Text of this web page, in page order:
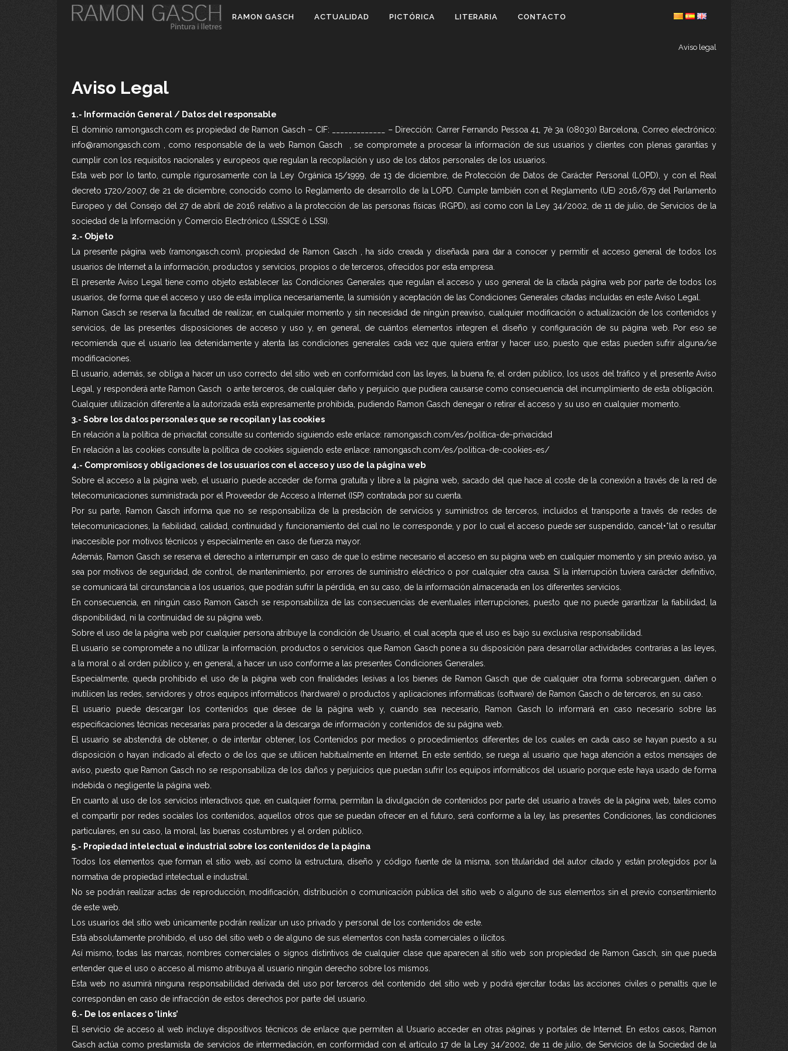
RAMON GASCH ACTUALIDAD PICTÓRICA LITERARIA CONTACTO
Aviso legal
Aviso Legal
1.- Información General / Datos del responsable
El dominio ramongasch.com es propiedad de Ramon Gasch – CIF: _____________ – Dirección: Carrer Fernando Pessoa 41, 7è 3a (08030) Barcelona, Correo electrónico:
info@ramongasch.com , como responsable de la web Ramon Gasch , se compromete a procesar la información de sus usuarios y clientes con plenas garantías y
cumplir con los requisitos nacionales y europeos que regulan la recopilación y uso de los datos personales de los usuarios.
Esta web por lo tanto, cumple rigurosamente con la Ley Orgánica 15/1999, de 13 de diciembre, de Protección de Datos de Carácter Personal (LOPD), y con el Real
decreto 1720/2007, de 21 de diciembre, conocido como lo Reglamento de desarrollo de la LOPD. Cumple también con el Reglamento (UE) 2016/679 del Parlamento
Europeo y del Consejo del 27 de abril de 2016 relativo a la protección de las personas físicas (RGPD), así como con la Ley 34/2002, de 11 de julio, de Servicios de la
sociedad de la Información y Comercio Electrónico (LSSICE ó LSSI).
2.- Objeto
La presente página web (ramongasch.com), propiedad de Ramon Gasch , ha sido creada y diseñada para dar a conocer y permitir el acceso general de todos los
usuarios de Internet a la información, productos y servicios, propios o de terceros, ofrecidos por esta empresa.
El presente Aviso Legal tiene como objeto establecer las Condiciones Generales que regulan el acceso y uso general de la citada página web por parte de todos los
usuarios, de forma que el acceso y uso de esta implica necesariamente, la sumisión y aceptación de las Condiciones Generales citadas incluidas en este Aviso Legal.
Ramon Gasch se reserva la facultad de realizar, en cualquier momento y sin necesidad de ningún preaviso, cualquier modificación o actualización de los contenidos y
servicios, de las presentes disposiciones de acceso y uso y, en general, de cuántos elementos integren el diseño y configuración de su página web. Por eso se
recomienda que el usuario lea detenidamente y atenta las condiciones generales cada vez que quiera entrar y hacer uso, puesto que estas pueden sufrir alguna/se
modificaciones.
El usuario, además, se obliga a hacer un uso correcto del sitio web en conformidad con las leyes, la buena fe, el orden público, los usos del tráfico y el presente Aviso
Legal, y responderá ante Ramon Gasch o ante terceros, de cualquier daño y perjuicio que pudiera causarse como consecuencia del incumplimiento de esta obligación.
Cualquier utilización diferente a la autorizada está expresamente prohibida, pudiendo Ramon Gasch denegar o retirar el acceso y su uso en cualquier momento.
3.- Sobre los datos personales que se recopilan y las cookies
En relación a la política de privacitat consulte su contenido siguiendo este enlace: ramongasch.com/es/politica-de-privacidad
En relación a las cookies consulte la política de cookies siguiendo este enlace: ramongasch.com/es/politica-de-cookies-es/
4.- Compromisos y obligaciones de los usuarios con el acceso y uso de la página web
Sobre el acceso a la página web, el usuario puede acceder de forma gratuita y libre a la página web, sacado del que hace al coste de la conexión a través de la red de
telecomunicaciones suministrada por el Proveedor de Acceso a Internet (ISP) contratada por su cuenta.
Por su parte, Ramon Gasch informa que no se responsabiliza de la prestación de servicios y suministros de terceros, incluidos el transporte a través de redes de
telecomunicaciones, la fiabilidad, calidad, continuidad y funcionamiento del cual no le corresponde, y por lo cual el acceso puede ser suspendido, cancel•*lat o resultar
inaccesible por motivos técnicos y especialmente en caso de fuerza mayor.
Además, Ramon Gasch se reserva el derecho a interrumpir en caso de que lo estime necesario el acceso en su página web en cualquier momento y sin previo aviso, ya
sea por motivos de seguridad, de control, de mantenimiento, por errores de suministro eléctrico o por cualquier otra causa. Si la interrupción tuviera carácter definitivo,
se comunicará tal circunstancia a los usuarios, que podrán sufrir la pérdida, en su caso, de la información almacenada en los diferentes servicios.
En consecuencia, en ningún caso Ramon Gasch se responsabiliza de las consecuencias de eventuales interrupciones, puesto que no puede garantizar la fiabilidad, la
disponibilidad, ni la continuidad de su página web.
Sobre el uso de la página web por cualquier persona atribuye la condición de Usuario, el cual acepta que el uso es bajo su exclusiva responsabilidad.
El usuario se compromete a no utilizar la información, productos o servicios que Ramon Gasch pone a su disposición para desarrollar actividades contrarias a las leyes,
a la moral o al orden público y, en general, a hacer un uso conforme a las presentes Condiciones Generales.
Especialmente, queda prohibido el uso de la página web con finalidades lesivas a los bienes de Ramon Gasch que de cualquier otra forma sobrecarguen, dañen o
inutilicen las redes, servidores y otros equipos informáticos (hardware) o productos y aplicaciones informáticas (software) de Ramon Gasch o de terceros, en su caso.
El usuario puede descargar los contenidos que desee de la página web y, cuando sea necesario, Ramon Gasch lo informará en caso necesario sobre las
especificaciones técnicas necesarias para proceder a la descarga de información y contenidos de su página web.
El usuario se abstendrá de obtener, o de intentar obtener, los Contenidos por medios o procedimientos diferentes de los cuales en cada caso se hayan puesto a su
disposición o hayan indicado al efecto o de los que se utilicen habitualmente en Internet. En este sentido, se ruega al usuario que haga atención a estos mensajes de
aviso, puesto que Ramon Gasch no se responsabiliza de los daños y perjuicios que puedan sufrir los equipos informáticos del usuario porque este haya usado de forma
indebida o negligente la página web.
En cuanto al uso de los servicios interactivos que, en cualquier forma, permitan la divulgación de contenidos por parte del usuario a través de la página web, tales como
el compartir por redes sociales los contenidos, aquellos otros que se puedan ofrecer en el futuro, será conforme a la ley, las presentes Condiciones, las condiciones
particulares, en su caso, la moral, las buenas costumbres y el orden público.
5.- Propiedad intelectual e industrial sobre los contenidos de la página
Todos los elementos que forman el sitio web, así como la estructura, diseño y código fuente de la misma, son titularidad del autor citado y están protegidos por la
normativa de propiedad intelectual e industrial.
No se podrán realizar actas de reproducción, modificación, distribución o comunicación pública del sitio web o alguno de sus elementos sin el previo consentimiento
de este web.
Los usuarios del sitio web únicamente podrán realizar un uso privado y personal de los contenidos de este.
Está absolutamente prohibido, el uso del sitio web o de alguno de sus elementos con hasta comerciales o ilícitos.
Así mismo, todas las marcas, nombres comerciales o signos distintivos de cualquier clase que aparecen al sitio web son propiedad de Ramon Gasch, sin que pueda
entender que el uso o acceso al mismo atribuya al usuario ningún derecho sobre los mismos.
Esta web no asumirá ninguna responsabilidad derivada del uso por terceros del contenido del sitio web y podrá ejercitar todas las acciones civiles o penaltis que le
correspondan en caso de infracción de estos derechos por parte del usuario.
6.- De los enlaces o ‘links’
El servicio de acceso al web incluye dispositivos técnicos de enlace que permiten al Usuario acceder en otras páginas y portales de Internet. En estos casos, Ramon
Gasch actúa como prestamista de servicios de intermediación, en conformidad con el artículo 17 de la Ley 34/2002, de 11 de julio, de Servicios de la Sociedad de la